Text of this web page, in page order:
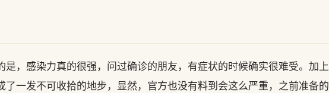
是，感染力真的很强，问过确诊的朋友，有症状的时候确实很难受。加上
了一发不可收拾的地步，显然，官方也没有料到会这么严重，之前准备的